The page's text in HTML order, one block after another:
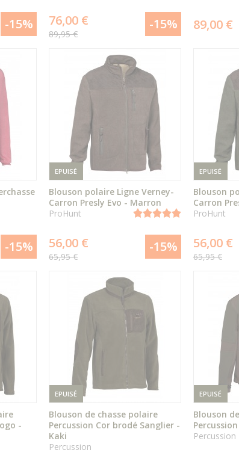
-15%
DU PRODUIT
76,00 €
89,95 €
-15% 89,00 €
-15%
EPUISÉ
DU PRODUIT
Blouson polaire Ligne Verney-
Carron Presly Evo - Marron
ProHunt
56,00 €
65,95 €
-15%
EPUISÉ
Blouson
Carron
ProHunt
56,00 €
65,95 €
-
EPUISÉ
Blouson de chasse polaire
Percussion Cor brodé Sanglier -
Kaki
Percussion
EPUISÉ
Blouson
Percussion